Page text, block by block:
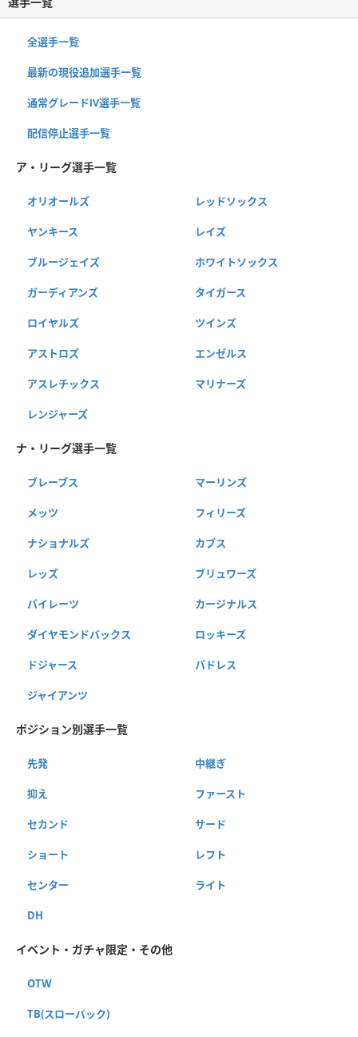
全選手一覧
最新の現役追加選手一覧
通常グレードⅣ選手一覧
配信停止選手一覧
ア・リーグ選手一覧
オリオールズ レッドソックス
ヤンキース レイズ
ブルージェイズ ホワイトソックス
ガーディアンズ タイガース
ロイヤルズ ツインズ
アストロズ エンゼルス
アスレチックス マリナーズ
レンジャーズ
ナ・リーグ選手一覧
ブレーブス マーリンズ
メッツ フィリーズ
ナショナルズ カブス
レッズ ブリュワーズ
パイレーツ カージナルス
ダイヤモンドバックス ロッキーズ
ドジャース パドレス
ジャイアンツ
ポジション別選手一覧
先発 中継ぎ
抑え ファースト
セカンド サード
ショート レフト
センター ライト
DH
イベント・ガチャ限定・その他
OTW
TB(スローバック)